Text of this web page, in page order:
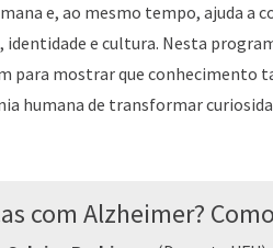
e, ao mesmo tempo, ajuda a
e cultura. Nesta
para mostrar que conhecimento
humana de transformar
com Alzheimer?